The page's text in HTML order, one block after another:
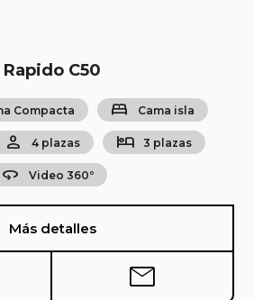
Rapido C50
Compacta bed Cama isla
person 4 plazas hotel 3 plazas
360 Video 360º
Más detalles
mail